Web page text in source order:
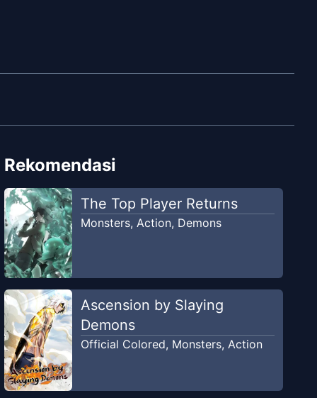
Rekomendasi
The Top Player Returns
Monsters, Action, Demons
Ascension by Slaying
Demons
Official Colored, Monsters, Action